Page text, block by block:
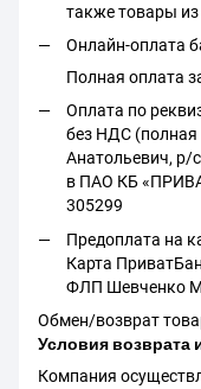
также товары из
Онлайн-оплата
Полная оплата
Оплата по
без НДС
Анатольевич, р/
в ПАО КБ
305299
Предоплата на
Карта
ФЛП Шевченко
Обмен/возврат
Условия возврата
Компания